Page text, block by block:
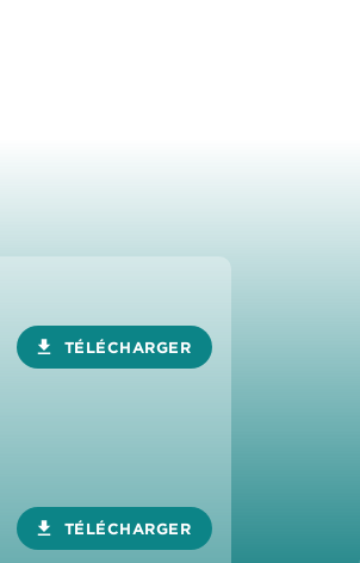
download TÉLÉCHARGER
download TÉLÉCHARGER